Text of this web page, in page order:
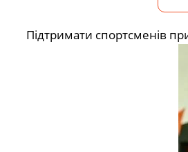
Підтримати спортсменів